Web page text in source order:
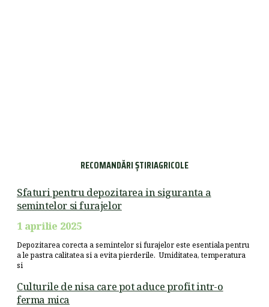
RECOMANDĂRI ȘTIRIAGRICOLE
Sfaturi pentru depozitarea in siguranta a
semintelor si furajelor
1 aprilie 2025
Depozitarea corecta a semintelor si furajelor este esentiala pentru
a le pastra calitatea si a evita pierderile. Umiditatea, temperatura
si
Culturile de nisa care pot aduce profit intr-o
ferma mica